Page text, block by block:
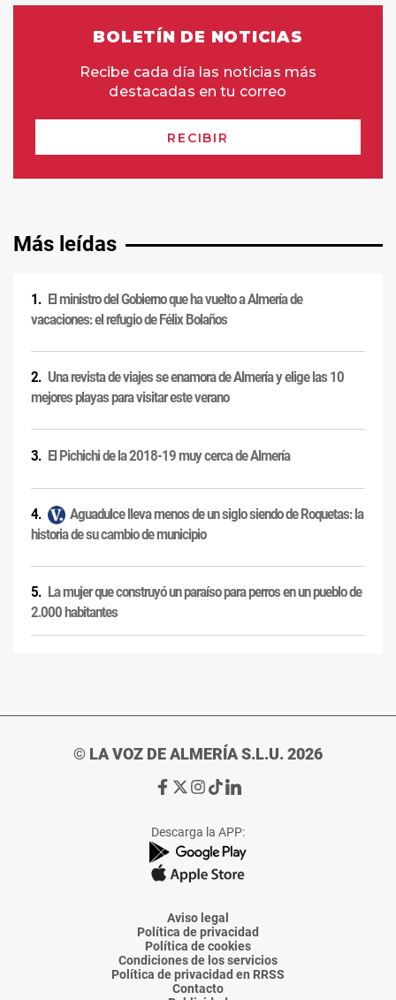
Más leídas
El ministro del Gobierno que ha vuelto a Almería de
vacaciones: el refugio de Félix Bolaños
Una revista de viajes se enamora de Almería y elige las 10
mejores playas para visitar este verano
El Pichichi de la 2018-19 muy cerca de Almería
Aguadulce lleva menos de un siglo siendo de Roquetas: la
historia de su cambio de municipio
La mujer que construyó un paraíso para perros en un pueblo de
2.000 habitantes
© LA VOZ DE ALMERÍA S.L.U. 2026
Ir
de
La
Voz
Almería
Ir
de
La
Voz
Almería
Ir
de
La
Voz
Almería
Ir
de
La
Voz
Almería
Ir
de
La
Voz
Descarga la APP:
Aviso legal
Política de privacidad
Política de cookies
Condiciones de los servicios
Política de privacidad en RRSS
Contacto